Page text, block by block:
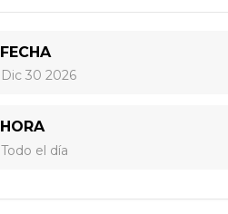
FECHA
Dic 30 2026
HORA
Todo el día